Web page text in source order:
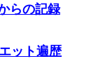
らの記録
ット遍歴